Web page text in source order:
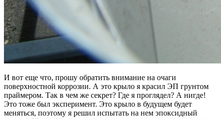
И вот еще что, прошу обратить внимание на очаги
поверхностной коррозии. А это крыло я красил ЭП грунтом
праймером. Так в чем же секрет? Где я проглядел? А нигде!
Это тоже был эксперимент. Это крыло в будущем будет
меняться, поэтому я решил испытать на нем эпоксидный